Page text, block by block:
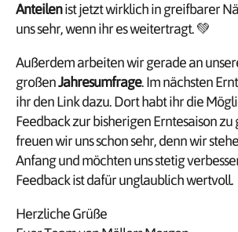
Anteilenist jetzt wirklich in greifbarer
uns sehr, wenn ihr es weitertragt. 💚
Außerdem arbeiten wir gerade an
großenJahresumfrage. Im nächsten
ihr den Link dazu. Dort habt ihr die
Feedback zur bisherigen Erntesaison
freuen wir uns schon sehr, denn wir
Anfang und möchten uns stetig
Feedback ist dafür unglaublich wertvoll.
Herzliche Grüße